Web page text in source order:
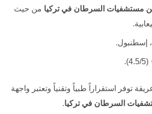
مستشفيات السرطان في تركيا من حيث
إسطنبول.
توفر استقراراً طبياً وتقنياً وتعتبر واجهة
السرطان في تركيا.